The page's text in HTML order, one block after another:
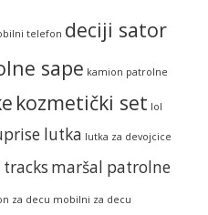
telefon deciji sator
sape kamion patrolne
kozmetički set lol
lutka lutka za devojcice
maršal patrolne
za decu mobilni za decu